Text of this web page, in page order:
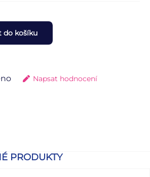
do košíku
Napsat hodnocení
PRODUKTY